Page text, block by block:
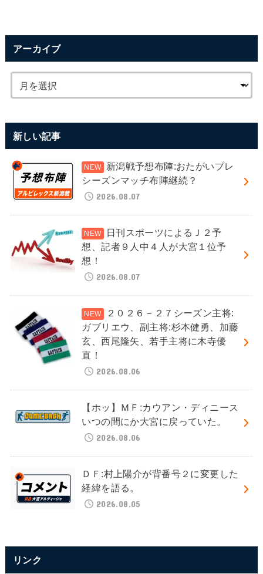
アーカイブ
新しい記事
新潟戦予想布陣:おたがいプレ
シーズンマッチ布陣継続？
2026.08.07
日刊スポーツによるＪ２予
想、記者９人中４人が大宮１位予
想！
2026.08.07
２０２６－２７シーズン主将:
ガブリエウ、副主将:杉本健勇、加藤
玄、西尾隆矢、若手主将に木寺優
直！
2026.08.06
【ホッ】ＭＦ:カウアン・ディニース
いつの間にか大宮に戻っていた。
2026.08.06
ＤＦ:村上陽介が背番号２に変更した
経緯を語る。
2026.08.05
リンク